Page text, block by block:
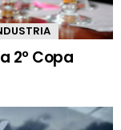
2º Copa